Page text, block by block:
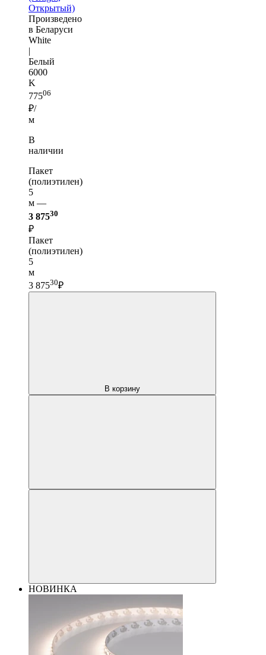
Открытый)
Произведено
в Беларуси
White
|
Белый
6000
K
77506
₽/
м
В
наличии
Пакет
(полиэтилен)
5
м —
3 87530
₽
Пакет
(полиэтилен)
5
м
3 87530₽
В корзину
НОВИНКА